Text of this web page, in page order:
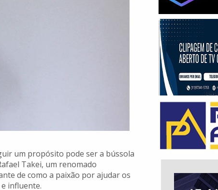
um propósito pode ser a bússola
Takei, um renomado
de como a paixão por ajudar os
influente.